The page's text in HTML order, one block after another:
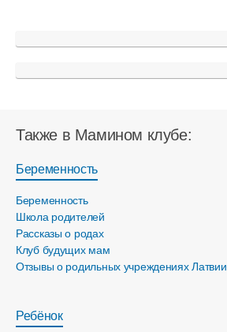
Также в Мамином клубе:
Беременность
Беременность
Школа родителей
Рассказы о родах
Клуб будущих мам
Отзывы о родильных учреждениях Латвии
Ребёнок